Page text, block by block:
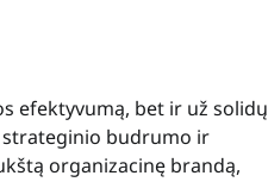
efektyvumą, bet ir už solidų
budrumo ir
organizacinę brandą,